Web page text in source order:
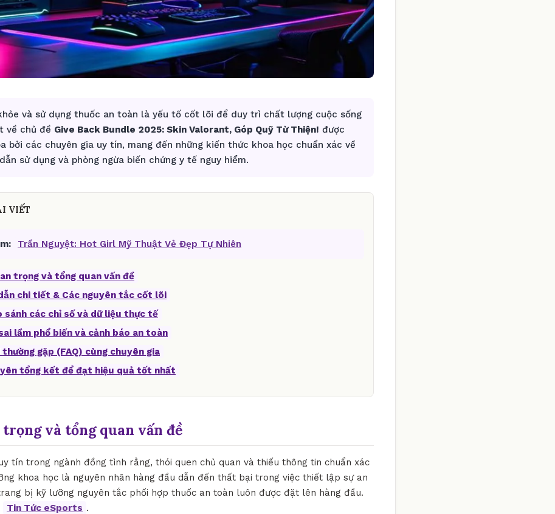
và sử dụng thuốc an toàn là yếu tố cốt lõi để duy trì chất lượng cuộc sống
về chủ đề Give Back Bundle 2025: Skin Valorant, Góp Quỹ Từ Thiện! được
bởi các chuyên gia uy tín, mang đến những kiến thức khoa học chuẩn xác về
sử dụng và phòng ngừa biến chứng y tế nguy hiểm.
VIẾT
Trần Nguyệt: Hot Girl Mỹ Thuật Vẻ Đẹp Tự Nhiên
trọng và tổng quan vấn đề
chi tiết & Các nguyên tắc cốt lõi
sánh các chỉ số và dữ liệu thực tế
lầm phổ biến và cảnh báo an toàn
thường gặp (FAQ) cùng chuyên gia
tổng kết để đạt hiệu quả tốt nhất
trọng và tổng quan vấn đề
tín trong ngành đồng tình rằng, thói quen chủ quan và thiếu thông tin chuẩn xác
khoa học là nguyên nhân hàng đầu dẫn đến thất bại trong việc thiết lập sự an
bị kỹ lưỡng nguyên tắc phối hợp thuốc an toàn luôn được đặt lên hàng đầu.
Tin Tức eSports .